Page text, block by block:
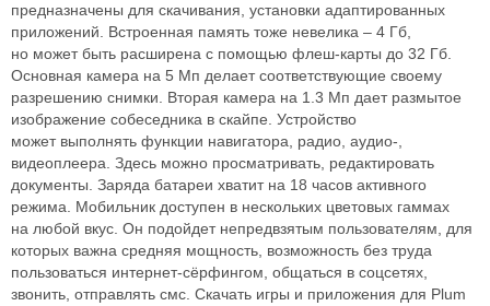
предназначены для скачивания, установки адаптированных
приложений. Встроенная память тоже невелика – 4 Гб,
но может быть расширена с помощью флеш-карты до 32 Гб.
Основная камера на 5 Мп делает соответствующие своему
разрешению снимки. Вторая камера на 1.3 Мп дает размытое
изображение собеседника в скайпе. Устройство
может выполнять функции навигатора, радио, аудио-,
видеоплеера. Здесь можно просматривать, редактировать
документы. Заряда батареи хватит на 18 часов активного
режима. Мобильник доступен в нескольких цветовых гаммах
на любой вкус. Он подойдет непредвзятым пользователям, для
которых важна средняя мощность, возможность без труда
пользоваться интернет-сёрфингом, общаться в соцсетях,
звонить, отправлять смс. Скачать игры и приложения для Plum